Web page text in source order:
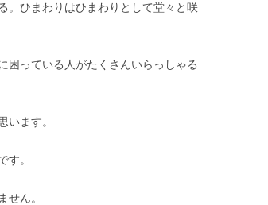
。ひまわりはひまわりとして堂々と咲
っている人がたくさんいらっしゃる
ます。
す。
ん。